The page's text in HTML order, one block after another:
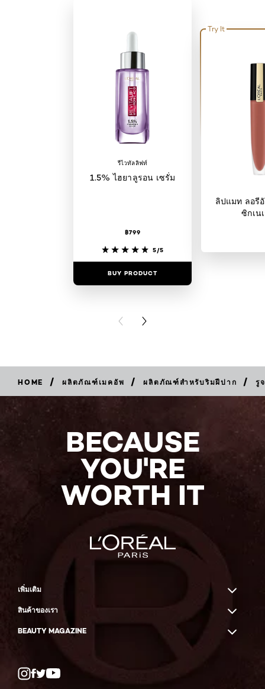
รีไวทัลลิฟท์
1.5% ไฮยาลูรอน เซรั่ม
฿799
5/5
BUY PRODUCT
Try It
ลิปแมท ลอรี
ซิกเน
PREVIOUS CARD
NEXT CARD
HOME / ผลิตภัณฑ์เมคอัพ / ผลิตภัณฑ์สำหรับริมฝีปาก / รู
NOW
BECAUSE
YOU'RE
WORTH IT
เพิ่มเติม
สินค้าของเรา
BEAUTY MAGAZINE